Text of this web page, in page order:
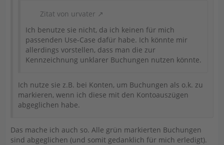
Zitat von urvater
Ich benutze sie nicht, da ich keinen für mich
passenden Use-Case dafür habe. Ich könnte mir
allerdings vorstellen, dass man die zur
Kennzeichnung unklarer Buchungen nutzen könnte.
Ich nutze sie z.B. bei Konten, um Buchungen als o.k. zu
markieren, wenn ich diese mit den Kontoauszügen
abgeglichen habe.
Das mache ich auch so. Alle grün markierten Buchungen
sind abgeglichen (und somit gedanklich für mich erledigt).